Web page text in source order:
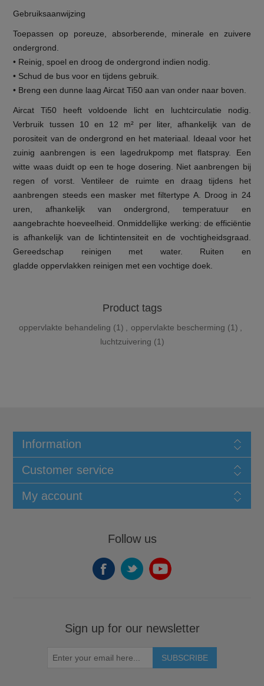
Gebruiksaanwijzing
Toepassen op poreuze, absorberende, minerale en zuivere
ondergrond.
• Reinig, spoel en droog de ondergrond indien nodig.
• Schud de bus voor en tijdens gebruik.
• Breng een dunne laag Aircat Ti50 aan van onder naar boven.
Aircat Ti50 heeft voldoende licht en luchtcirculatie nodig.
Verbruik tussen 10 en 12 m² per liter, afhankelijk van de
porositeit van de ondergrond en het materiaal. Ideaal voor het
zuinig aanbrengen is een lagedrukpomp met flatspray. Een
witte waas duidt op een te hoge dosering. Niet aanbrengen bij
regen of vorst. Ventileer de ruimte en draag tijdens het
aanbrengen steeds een masker met filtertype A. Droog in 24
uren, afhankelijk van ondergrond, temperatuur en
aangebrachte hoeveelheid. Onmiddellijke werking: de efficiëntie
is afhankelijk van de lichtintensiteit en de vochtigheidsgraad.
Gereedschap reinigen met water. Ruiten en
gladde oppervlakken reinigen met een vochtige doek.
Product tags
oppervlakte behandeling (1) oppervlakte bescherming (1)
luchtzuivering (1)
Information
Customer service
My account
Follow us
Sign up for our newsletter